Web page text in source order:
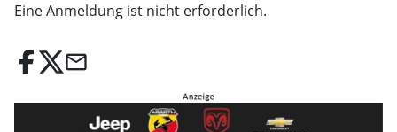
Eine Anmeldung ist nicht erforderlich.
email